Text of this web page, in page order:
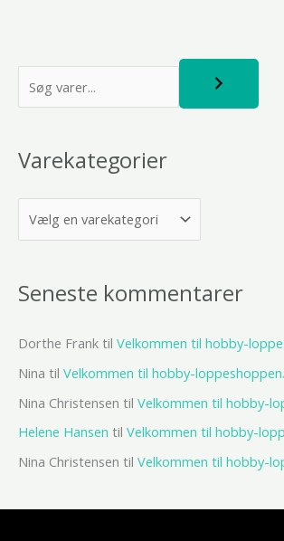
S
Varekategorier
Seneste kommentarer
Dorthe Frank til Velkommen til hobby-
Nina til Velkommen til hobby-
Nina Christensen til Velkommen til hobby-
Helene Hansen til Velkommen til hobby-
Nina Christensen til Velkommen til hobby-